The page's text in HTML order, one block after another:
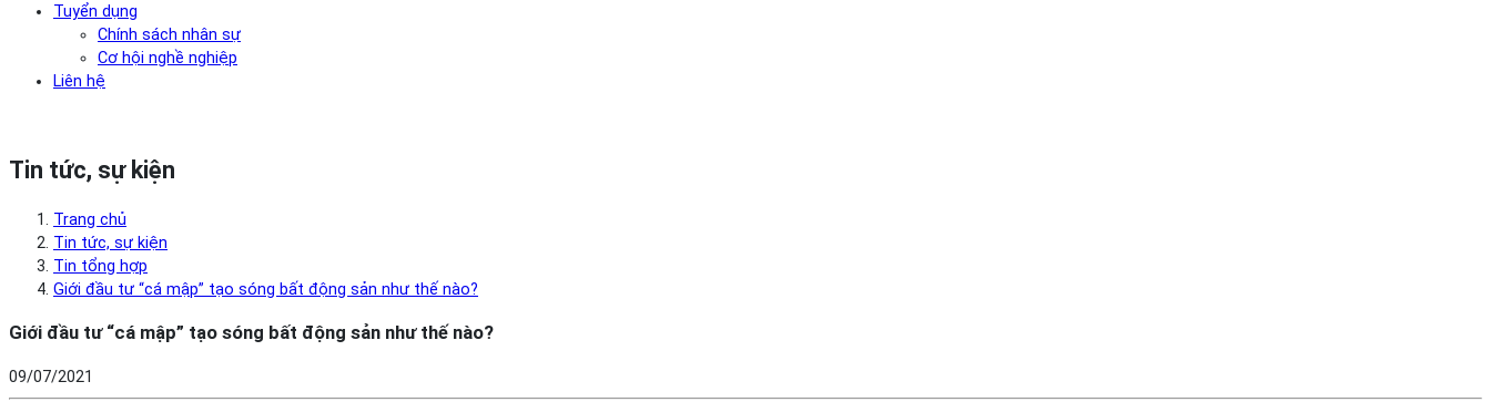
Tuyển dụng
Chính sách nhân sự
Cơ hội nghề nghiệp
Liên hệ
Tin tức, sự kiện
Trang chủ
Tin tức, sự kiện
Tin tổng hợp
Giới đầu tư “cá mập” tạo sóng bất động sản như thế nào?
Giới đầu tư “cá mập” tạo sóng bất động sản như thế nào?
09/07/2021